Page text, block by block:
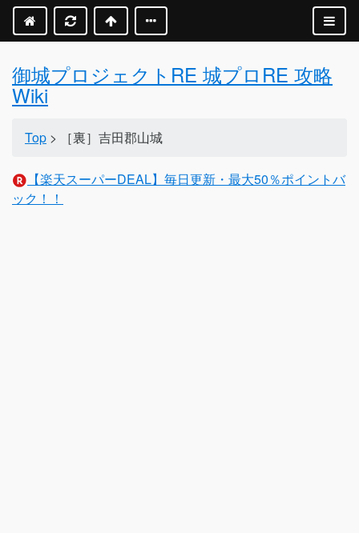
御城プロジェクトRE 城プロRE 攻略
Wiki
Top > ［裏］吉田郡山城
【楽天スーパーDEAL】毎日更新・最大50％ポイントバ
ック！！